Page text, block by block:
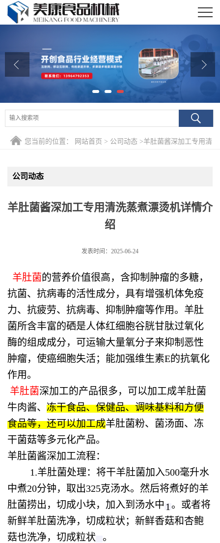
公司介绍
公司动态
产品展厅
联系我们
您当前的位置： 网站首页 > 公司动态 >羊肚菌酱深加工专用清
公司动态
羊肚菌酱深加工专用清洗蒸煮漂烫机详情介
绍
发表时间：2025-06-24
羊肚菌的营养价值很高， 含抑制肿瘤的多糖，
抗菌、抗病毒的活性成分，具有增强机体免疫
力、抗疲劳、抗病毒、抑制肿瘤等作用。羊肚
菌所含丰富的硒是人体红细胞谷胱甘肽过氧化
酶的组成成分，可运输大量氧分子来抑制恶性
肿瘤，使癌细胞失活；能加强维生素E的抗氧化
作用。
羊肚菌深加工的产品很多，可以加工成羊肚菌
牛肉酱、 冻干食品、保健品、调味基料和方便
食品等，还可以加工成羊肚菌粉、菌汤面、冻
干菌菇等多元化产品。
羊肚菌酱深加工流程：
1.羊肚菌处理‌：将干羊肚菌加入500毫升水
中煮20分钟，取出325克汤水。然后将煮好的羊
肚菌捞出，切成小块，加入到汤水中‌ 1 。或者将
新鲜羊肚菌洗净，切成粒状；新鲜香菇和杏鲍
菇也洗净，切成粒状‌
。